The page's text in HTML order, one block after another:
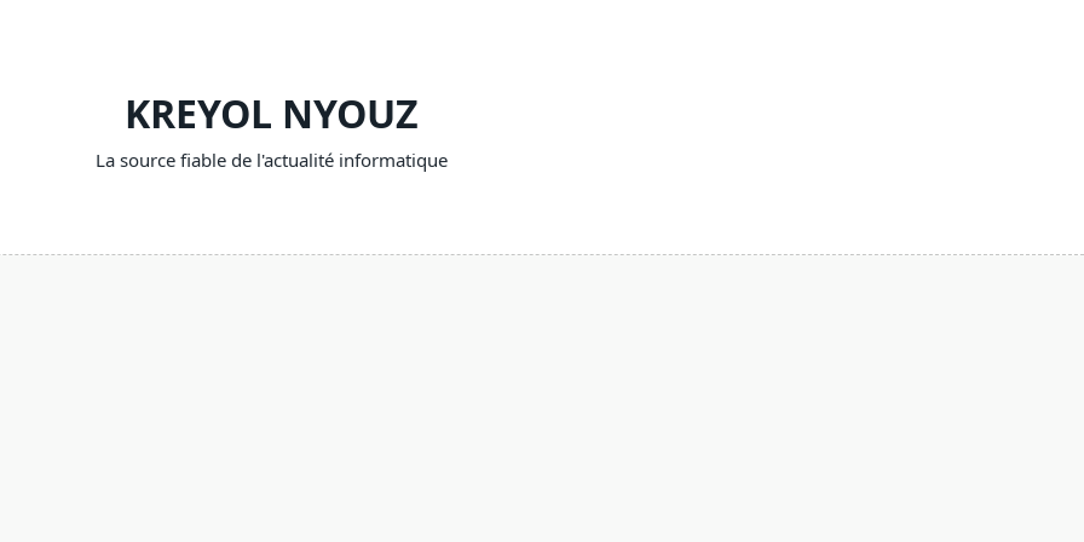
KREYOL NYOUZ
La source fiable de l'actualité informatique